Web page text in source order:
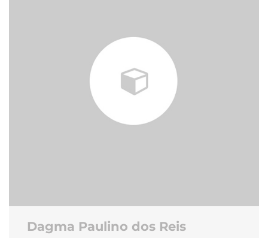
Dagma Paulino dos Reis